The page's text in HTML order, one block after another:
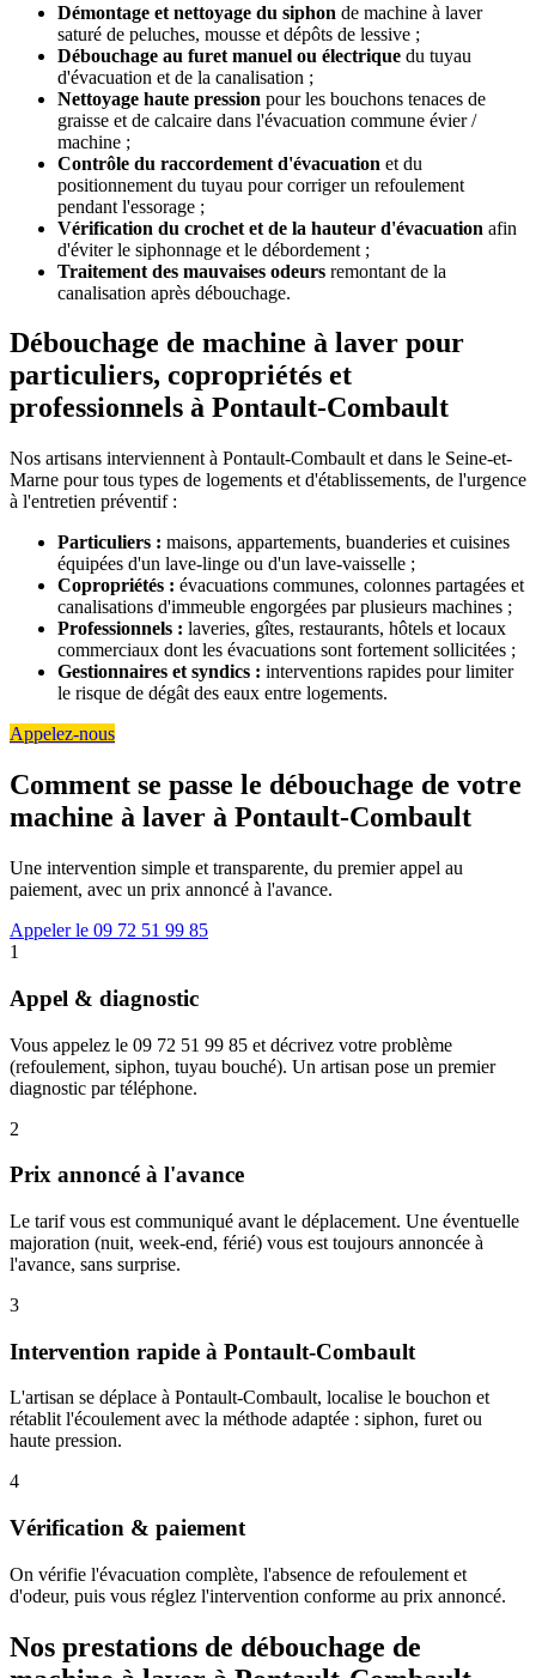
Démontage et nettoyage du siphon de machine à laver
saturé de peluches, mousse et dépôts de lessive ;
Débouchage au furet manuel ou électrique du tuyau
d'évacuation et de la canalisation ;
Nettoyage haute pression pour les bouchons tenaces de
graisse et de calcaire dans l'évacuation commune évier /
machine ;
Contrôle du raccordement d'évacuation et du
positionnement du tuyau pour corriger un refoulement
pendant l'essorage ;
Vérification du crochet et de la hauteur d'évacuation afin
d'éviter le siphonnage et le débordement ;
Traitement des mauvaises odeurs remontant de la
canalisation après débouchage.
Débouchage de machine à laver pour
particuliers, copropriétés et
professionnels à Pontault-Combault
Nos artisans interviennent à Pontault-Combault et dans le Seine-et-
Marne pour tous types de logements et d'établissements, de l'urgence
à l'entretien préventif :
Particuliers : maisons, appartements, buanderies et cuisines
équipées d'un lave-linge ou d'un lave-vaisselle ;
Copropriétés : évacuations communes, colonnes partagées et
canalisations d'immeuble engorgées par plusieurs machines ;
Professionnels : laveries, gîtes, restaurants, hôtels et locaux
commerciaux dont les évacuations sont fortement sollicitées ;
Gestionnaires et syndics : interventions rapides pour limiter
le risque de dégât des eaux entre logements.
Appelez-nous
Comment se passe le débouchage de votre
machine à laver à Pontault-Combault
Une intervention simple et transparente, du premier appel au
paiement, avec un prix annoncé à l'avance.
Appeler le 09 72 51 99 85
1
Appel & diagnostic
Vous appelez le 09 72 51 99 85 et décrivez votre problème
(refoulement, siphon, tuyau bouché). Un artisan pose un premier
diagnostic par téléphone.
2
Prix annoncé à l'avance
Le tarif vous est communiqué avant le déplacement. Une éventuelle
majoration (nuit, week-end, férié) vous est toujours annoncée à
l'avance, sans surprise.
3
Intervention rapide à Pontault-Combault
L'artisan se déplace à Pontault-Combault, localise le bouchon et
rétablit l'écoulement avec la méthode adaptée : siphon, furet ou
haute pression.
4
Vérification & paiement
On vérifie l'évacuation complète, l'absence de refoulement et
d'odeur, puis vous réglez l'intervention conforme au prix annoncé.
Nos prestations de débouchage de